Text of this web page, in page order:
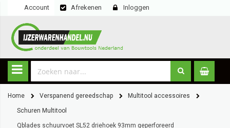
Account Afrekenen Inloggen
Home Verspanend gereedschap Multitool accessoires
Schuren Multitool
Qblades schuurvoet SL52 driehoek 93mm geperforeerd